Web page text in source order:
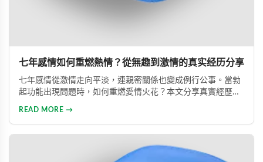
七年感情如何重燃熱情？從無趣到激情的真实经历分享
七年感情從激情走向平淡，連親密關係也變成例行公事。當勃
起功能出現問題時，如何重燃愛情火花？本文分享真實經歷，
READ MORE →